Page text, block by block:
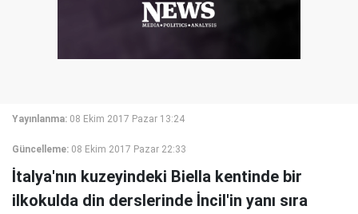
Yayınlanma: 08 Ekim 2017 Pazar 13:24
Güncelleme: 08 Ekim 2017 Pazar 22:33
İtalya'nın kuzeyindeki Biella kentinde bir
ilkokulda din derslerinde İncil'in yanı sıra